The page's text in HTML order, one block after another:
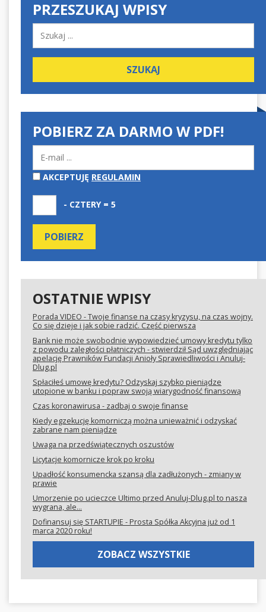
PRZESZUKAJ WPISY
POBIERZ ZA DARMO W PDF!
AKCEPTUJĘ REGULAMIN
- CZTERY = 5
OSTATNIE WPISY
Porada VIDEO - Twoje finanse na czasy kryzysu, na czas wojny.
Co się dzieje i jak sobie radzić. Część pierwsza
Bank nie może swobodnie wypowiedzieć umowy kredytu tylko
z powodu zaległości płatniczych - stwierdził Sąd uwzględniając
apelację Prawników Fundacji Anioły Sprawiedliwości i Anuluj-
Dlug.pl
Spłaciłeś umowę kredytu? Odzyskaj szybko pieniądze
utopione w banku i popraw swoją wiarygodność finansową
Czas koronawirusa - zadbaj o swoje finanse
Kiedy egzekucję komorniczą można unieważnić i odzyskać
zabrane nam pieniądze
Uwaga na przedświątecznych oszustów
Licytacje komornicze krok po kroku
Upadłość konsumencka szansą dla zadłużonych - zmiany w
prawie
Umorzenie po ucieczce Ultimo przed Anuluj-Dlug.pl to nasza
wygrana, ale...
Dofinansuj się STARTUPIE - Prosta Spółka Akcyjna już od 1
marca 2020 roku!
ZOBACZ WSZYSTKIE